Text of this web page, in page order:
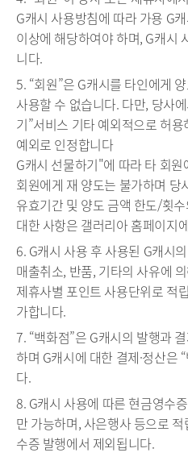
G캐시 사용방침에 따라 가용 G
이상에 해당하여야 하며, G캐시
니다.
5. “회원”은 G캐시를 타인에게
사용할 수 없습니다. 다만, 당사
기”서비스 기타 예외적으로 허
예외로 인정합니다
G캐시 선물하기"에 따라 타 회
회원에게 재 양도는 불가하며 당
유효기간 및 양도 금액 한도/횟
대한 사항은 갤러리아 홈페이지
6. G캐시 사용 후 사용된 G캐시
매출취소, 반품, 기타의 사유에
제휴사별 포인트 사용단위로 적
가합니다.
7. “백화점”은 G캐시의 발행과
하며 G캐시에 대한 결제·정산은
다.
8. G캐시 사용에 따른 현금영수
만 가능하며, 사은행사 등으로
수증 발행에서 제외됩니다.